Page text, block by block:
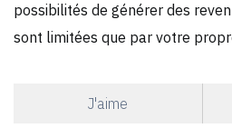
possibilités de générer des
sont limitées que par votre
J'aime